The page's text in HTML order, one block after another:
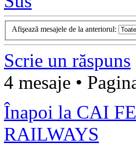
Afişează mesajele de la anteriorul:
Scrie un răspuns
4 mesaje •
Înapoi la CAI
RAILWAYS